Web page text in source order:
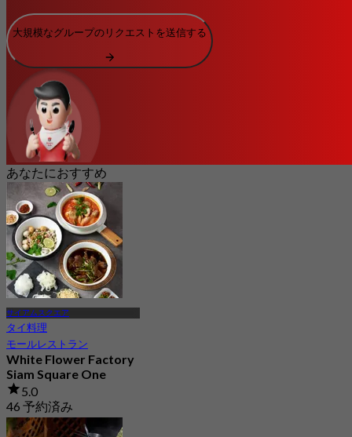
大規模なグループのリクエストを送信する
あなたにおすすめ
サイアムスクエア
タイ料理
モールレストラン
White Flower Factory
Siam Square One
5.0
46 予約済み
から฿ 425